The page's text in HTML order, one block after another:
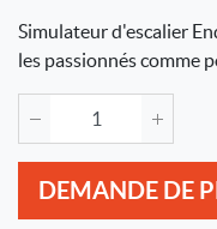
Simulateur d'escalier
les passionnés comme
DEMANDE DE